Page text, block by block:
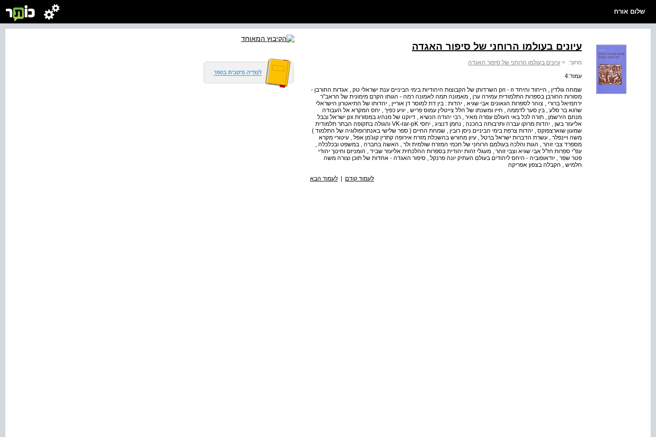
שלום אורח
עיונים בעולמו הרוחני של סיפור האגדה
מתוך: > עיונים בעולמו הרוחני של סיפור האגדה
עמוד:4
שמחה גולדין , הייחוד והיחד pn - n השרדותן של הקבוצות היהודיות בימי הביניים ענת ישראלי טק , אגדות החורבן -
מסורות החורבן בספרות התלמודית עמירה ערן , מאמונה תמה לאמונה רמה - הגותו הקרם מימונית של הראב"ר
ירחמיאל ברורי , צוהר לספרות הגאונים אבי שגיא , יהדות : בין דת למוסר דן אוריין , יהדותו של התיאטרון הישראלי
שרגא בר סלע , בין סער לדממה , חייו ומשנתו של הלל צייטלין עמוס פריש , יגיע כפיך , יחס המקרא אל העבודה
מנחם הירשמן , תורה לכל באי העולם עפרה מאיר , רבי יהודה הנשיא , דיוקנו של מנהיג במסורות px ישראל ובבל
אליעזר בשן , יהדות מרוקו עברה ותרבותה בהכנה , נחמן דנציג , יחסי VK-rar-pK והגולה בתקופה הבתר תלמודית
שמעון שוארצפוקס , יהדות צרפת בימי הביניים ניסן רובין , שמחת החיים ( ספר שלישי באנתרופולוגיה של התלמוד )
משה ויינפלר , עשרת הדברות ישראל ברטל , עיון מחורש בהשכלת מזרח אירופה קתרין קוג'מן אפל , עיטורי מקרא
מספרד צבי זוהר , הגות והלכה בעולמם הרוחני של חכמי המזרח שולמית ולר , האשה בחברה , במשפט ובכלכלה ,
עפ"י ספרות חז"ל אבי שגיא וצבי זוהר , מעגלי זהות יהודית בספרות ההלכתית אליעזר שביד , הומניזם וחינוך יהודי
פטר שפר , יודאופוביה - היחס ליהודים בעולם העתיק יונה פרנקל , סיפור האגדה - אחדות של תוכן וצורה משה
חלמיש , הקבלה בצפון אפריקה
לעמוד קודם | לעמוד הבא